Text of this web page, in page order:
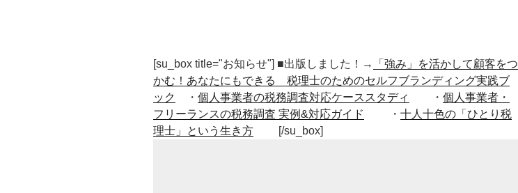
[su_box title="お知らせ"] ■出版しました！→
「強み」を活かして顧客をつ
かむ！あなたにもできる 税理士のためのセルフブランディング実践ブ
ック
・ 個人事業者の税務調査対応ケーススタディ ・ 個人事業者・
フリーランスの税務調査 実例&対応ガイド
・ 十人十色の「ひとり税
理士」という生き方 [/su_box]